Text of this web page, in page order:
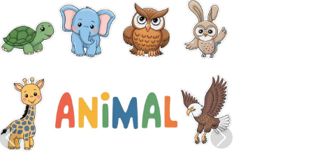
Previous Next